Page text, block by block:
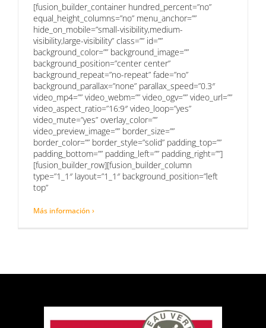
[fusion_builder_container hundred_percent=”no”
equal_height_columns=”no” menu_anchor=””
hide_on_mobile=”small-visibility,medium-
visibility,large-visibility” class=”” id=””
background_color=”” background_image=””
background_position=”center center”
background_repeat=”no-repeat” fade=”no”
background_parallax=”none” parallax_speed=”0.3″
video_mp4=”” video_webm=”” video_ogv=”” video_url=””
video_aspect_ratio=”16:9″ video_loop=”yes”
video_mute=”yes” overlay_color=””
video_preview_image=”” border_size=””
border_color=”” border_style=”solid” padding_top=””
padding_bottom=”” padding_left=”” padding_right=””]
[fusion_builder_row][fusion_builder_column
type=”1_1″ layout=”1_1″ background_position=”left
top”
Más información ›